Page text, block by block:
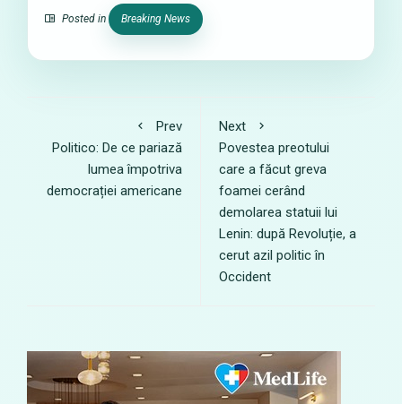
Posted in Breaking News
Prev
Politico: De ce pariază
lumea împotriva
democrației americane
Next
Povestea preotului
care a făcut greva
foamei cerând
demolarea statuii lui
Lenin: după Revoluție, a
cerut azil politic în
Occident